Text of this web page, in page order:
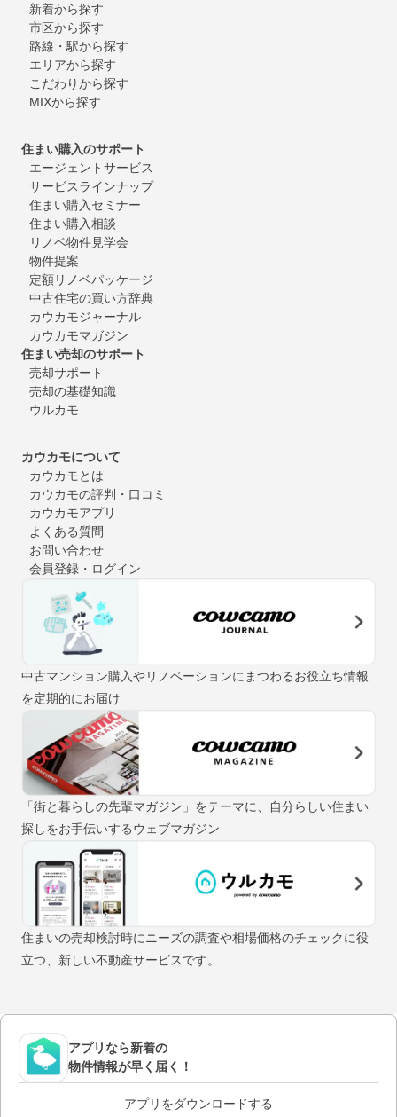
新着から探す
市区から探す
路線・駅から探す
エリアから探す
こだわりから探す
MIXから探す
住まい購入のサポート
エージェントサービス
サービスラインナップ
住まい購入セミナー
住まい購入相談
リノベ物件見学会
物件提案
定額リノベパッケージ
中古住宅の買い方辞典
カウカモジャーナル
カウカモマガジン
住まい売却のサポート
売却サポート
売却の基礎知識
ウルカモ
カウカモについて
カウカモとは
カウカモの評判・口コミ
カウカモアプリ
よくある質問
お問い合わせ
会員登録・ログイン
中古マンション購入やリノベーションにまつわるお役立ち情報
を定期的にお届け
「街と暮らしの先輩マガジン」をテーマに、自分らしい住まい
探しをお手伝いするウェブマガジン
住まいの売却検討時にニーズの調査や相場価格のチェックに役
立つ、新しい不動産サービスです。
アプリなら新着の
物件情報が早く届く！
アプリをダウンロードする